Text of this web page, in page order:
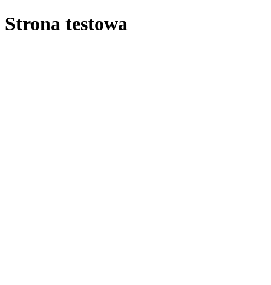
Strona testowa